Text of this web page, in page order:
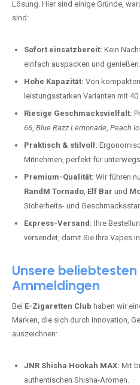
Lösung. Hier sind einige Gründe,
sind:
Sofort einsatzbereit: Kein
einfach auspacken und genießen.
Hohe Kapazität: Von
leistungsstarken Varianten mit
Riesige Geschmacksvielfalt:
66, Blue Razz Lemonade, Peach
Praktisch & stilvoll:
Mitnehmen, perfekt für
Premium-Qualität: Wir führen
RandM Tornado, Elf Bar und
Sicherheits- und
Express-Versand: Ihre
versendet, damit Sie Ihre Vapes
Unsere beliebtesten
Ammeldingen
Bei E-Zigaretten Club haben wir
Marken, die sich durch Innovation,
auszeichnen:
JNR Shisha Hookah MAX: Mit
authentischen Shisha-Aromen.